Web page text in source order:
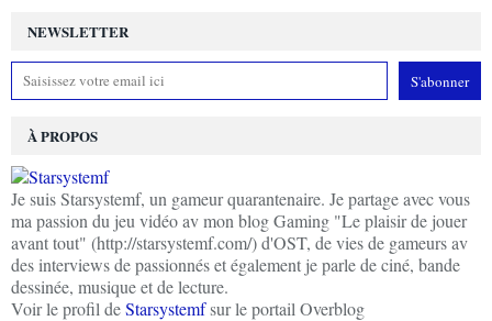
NEWSLETTER
À PROPOS
Je suis Starsystemf, un gameur quarantenaire. Je partage avec vous
ma passion du jeu vidéo av mon blog Gaming "Le plaisir de jouer
avant tout" (http://starsystemf.com/) d'OST, de vies de gameurs av
des interviews de passionnés et également je parle de ciné, bande
dessinée, musique et de lecture.
Voir le profil deStarsystemfsur le portail Overblog